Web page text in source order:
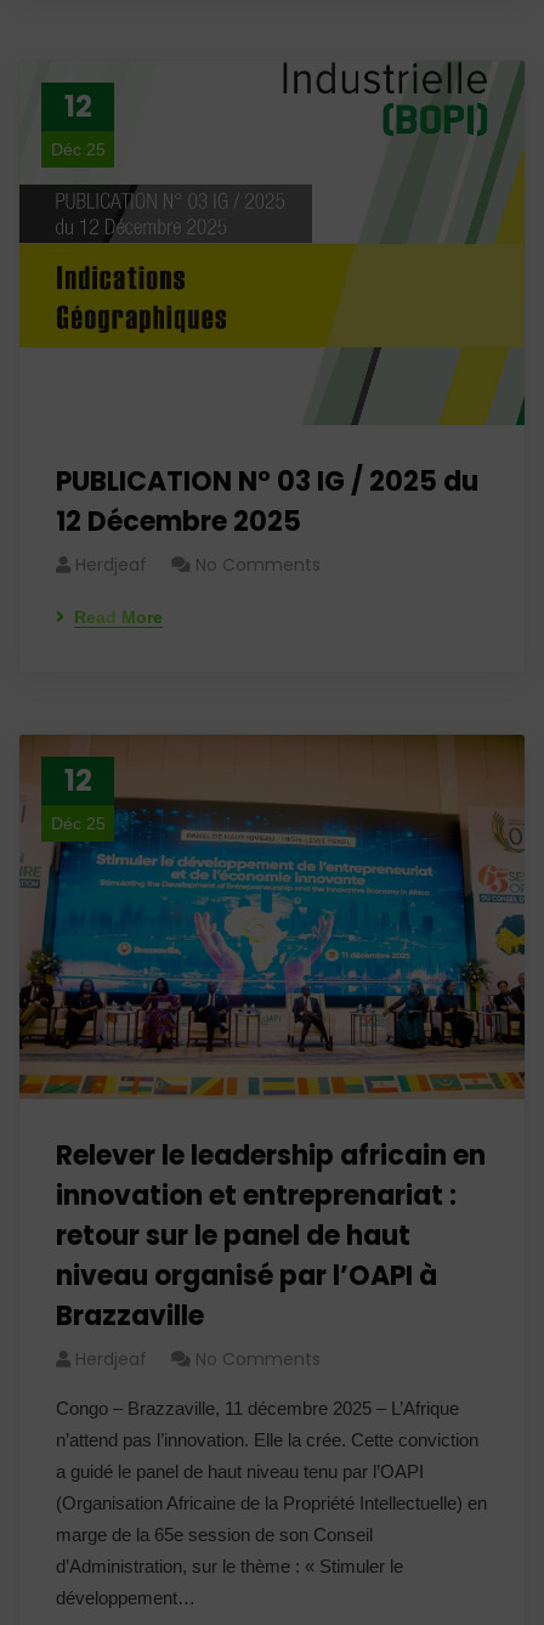
12
Déc 25
PUBLICATION N° 03 IG / 2025 du
12 Décembre 2025
Herdjeaf No Comments
Read More
12
Déc 25
Relever le leadership africain en
innovation et entreprenariat :
retour sur le panel de haut
niveau organisé par l’OAPI à
Brazzaville
Herdjeaf No Comments
Congo – Brazzaville, 11 décembre 2025 – L’Afrique
n’attend pas l’innovation. Elle la crée. Cette conviction
a guidé le panel de haut niveau tenu par l’OAPI
(Organisation Africaine de la Propriété Intellectuelle) en
marge de la 65e session de son Conseil
d’Administration, sur le thème : « Stimuler le
développement…